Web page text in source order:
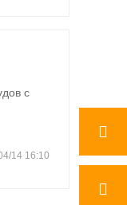
с
14 16:10